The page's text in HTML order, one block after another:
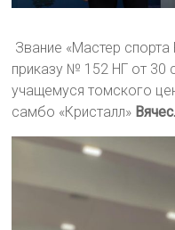
Звание «Мастер
приказу № 152 НГ от 30
учащемуся томского
самбо «Кристалл»